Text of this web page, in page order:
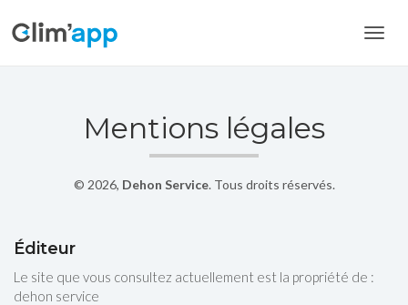
Mentions légales
© 2026, Dehon Service. Tous droits réservés.
Éditeur
Le site que vous consultez actuellement est la propriété de :
dehon service